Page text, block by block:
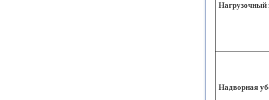
Нагрузочный
Надворная